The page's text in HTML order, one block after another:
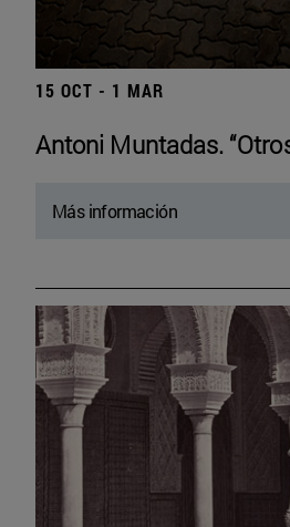
15 OCT - 1 MAR
Antoni Muntadas.
Más información